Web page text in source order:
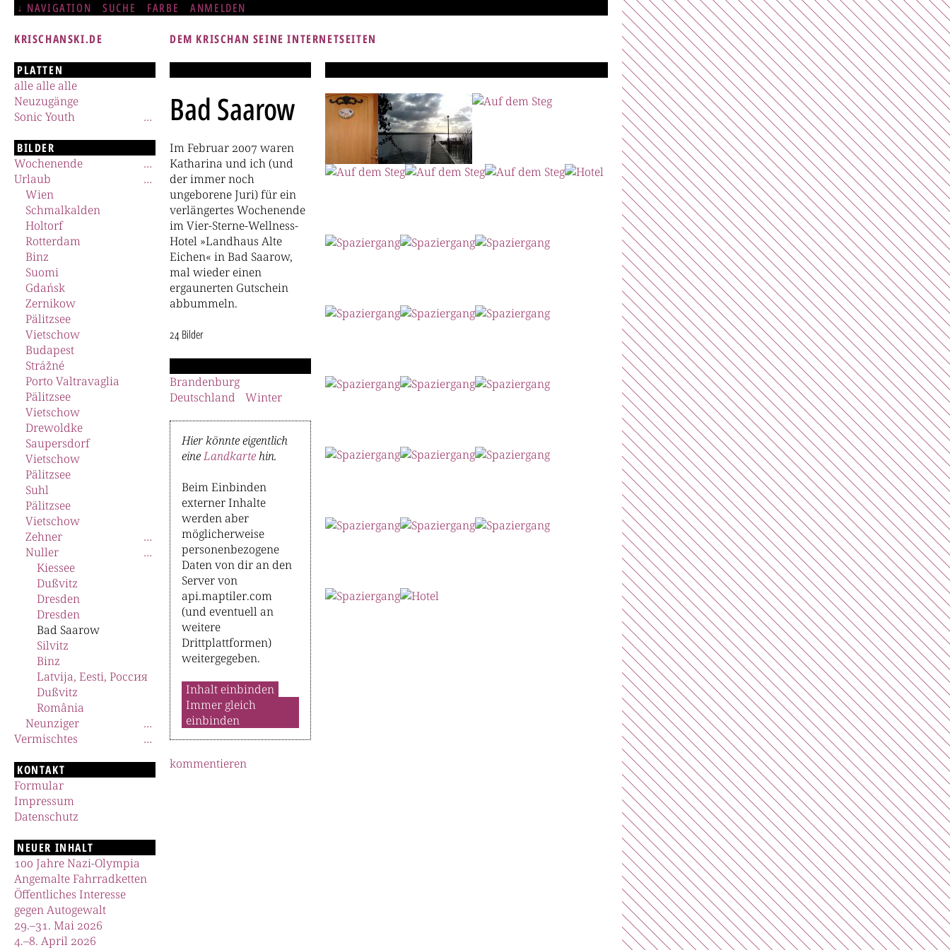
NAVIGATION SUCHE FARBE ANMELDEN
KRISCHANSKI.DE DEM KRISCHAN SEINE INTERNETSEITEN
Bad Saarow
Im Februar 2007 waren
Katharina und ich (und
der immer noch
ungeborene Juri) für ein
verlängertes Wochenende
im Vier-Sterne-Wellness-
Hotel »Landhaus Alte
Eichen« in Bad Saarow,
mal wieder einen
ergaunerten Gutschein
abbummeln.
24 Bilder
Brandenburg
Deutschland
Winter
Hier könnte eigentlich
eineLandkartehin.
Beim Einbinden
externer Inhalte
werden aber
möglicherweise
personenbezogene
Daten von dir an den
Server von
api.maptiler.com
(und eventuell an
weitere
Drittplattformen)
weitergegeben.
Inhalt einbinden
Immer gleich
einbinden
kommentieren
PLATTEN
alle alle alle
Neuzugänge
Sonic Youth
BILDER
Wochenende
Urlaub
Wien
Schmalkalden
Holtorf
Rotterdam
Binz
Suomi
Gdańsk
Zernikow
Pälitzsee
Vietschow
Budapest
Strážné
Porto Valtravaglia
Pälitzsee
Vietschow
Drewoldke
Saupersdorf
Vietschow
Pälitzsee
Suhl
Pälitzsee
Vietschow
Zehner
Nuller
Kiessee
Dußvitz
Dresden
Dresden
Bad Saarow
Silvitz
Binz
Latvija, Eesti, Россия
Dußvitz
România
Neunziger
Vermischtes
KONTAKT
Formular
Impressum
Datenschutz
NEUER INHALT
100 Jahre Nazi-Olympia
Angemalte Fahrradketten
Öffentliches Interesse
gegen Autogewalt
29.–31. Mai 2026
4.–8. April 2026